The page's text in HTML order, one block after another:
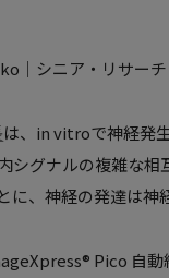
｜シニア・リサー
は、in vitroで神経発
シグナルの複雑な
に、神経の発達は神
Pico 自